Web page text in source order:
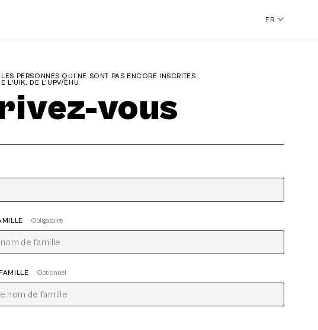
FR
PERSONNES QUI NE SONT PAS ENCORE INSCRITES
L'UIK, DE L'UPV/EHU
vous
Obligatoire
Optionnel